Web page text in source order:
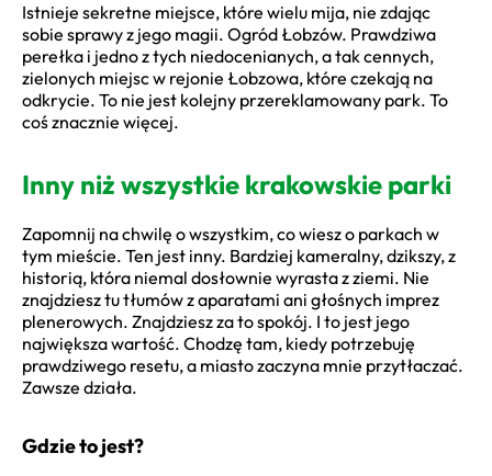
Istnieje sekretne miejsce, które wielu mija, nie zdając
sobie sprawy z jego magii. Ogród Łobzów. Prawdziwa
perełka i jedno z tych niedocenianych, a tak cennych,
zielonych miejsc w rejonie Łobzowa, które czekają na
odkrycie. To nie jest kolejny przereklamowany park. To
coś znacznie więcej.
Inny niż wszystkie krakowskie parki
Zapomnij na chwilę o wszystkim, co wiesz o parkach w
tym mieście. Ten jest inny. Bardziej kameralny, dzikszy, z
historią, która niemal dosłownie wyrasta z ziemi. Nie
znajdziesz tu tłumów z aparatami ani głośnych imprez
plenerowych. Znajdziesz za to spokój. I to jest jego
największa wartość. Chodzę tam, kiedy potrzebuję
prawdziwego resetu, a miasto zaczyna mnie przytłaczać.
Zawsze działa.
Gdzie to jest?